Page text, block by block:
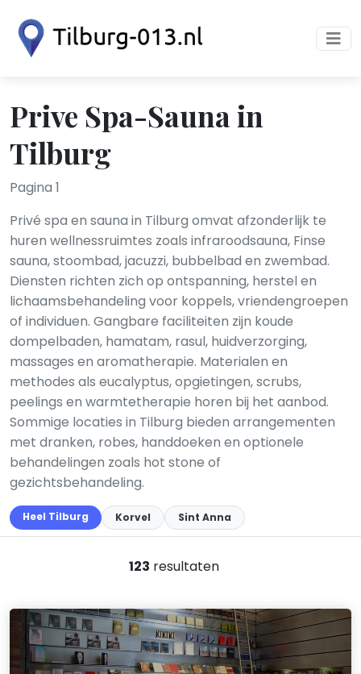
Prive Spa-Sauna in
Tilburg
Pagina 1
Privé spa en sauna in Tilburg omvat afzonderlijk te
huren wellnessruimtes zoals infraroodsauna, Finse
sauna, stoombad, jacuzzi, bubbelbad en zwembad.
Diensten richten zich op ontspanning, herstel en
lichaamsbehandeling voor koppels, vriendengroepen
of individuen. Gangbare faciliteiten zijn koude
dompelbaden, hamatam, rasul, huidverzorging,
massages en aromatherapie. Materialen en
methodes als eucalyptus, opgietingen, scrubs,
peelings en warmtetherapie horen bij het aanbod.
Sommige locaties in Tilburg bieden arrangementen
met dranken, robes, handdoeken en optionele
behandelingen zoals hot stone of
gezichtsbehandeling.
Heel Tilburg Korvel Sint Anna
123 resultaten